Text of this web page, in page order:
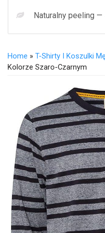
Naturalny peeling
Home » T-Shirty I Koszulki
Kolorze Szaro-Czarnym